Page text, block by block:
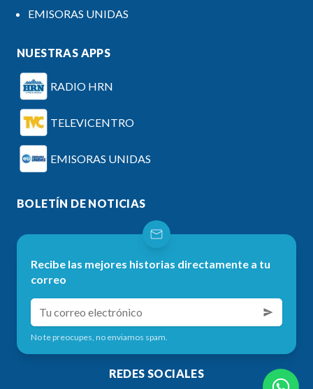
EMISORAS UNIDAS
NUESTRAS APPS
RADIO HRN
TELEVICENTRO
EMISORAS UNIDAS
BOLETÍN DE NOTICIAS
Recibe las mejores historias directamente a tu
correo
No te preocupes, no enviamos spam.
REDES SOCIALES